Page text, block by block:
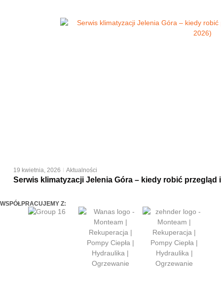
19 kwietnia, 2026 Aktualności
Serwis klimatyzacji Jelenia Góra – kiedy robić przegląd
WSPÓŁPRACUJEMY Z: